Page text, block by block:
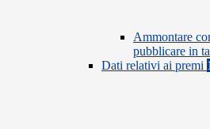
Ammontare
pubblicare in
Dati relativi ai premi 1